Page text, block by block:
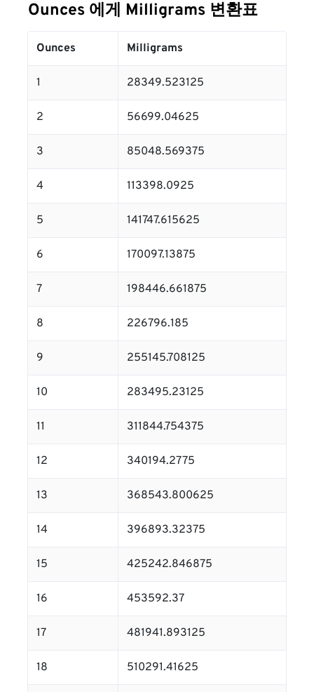
Ounces 에게 Milligrams 변환표
Ounces Milligrams
1 28349.523125
2 56699.04625
3 85048.569375
4 113398.0925
5 141747.615625
6 170097.13875
7 198446.661875
8 226796.185
9 255145.708125
10 283495.23125
11 311844.754375
12 340194.2775
13 368543.800625
14 396893.32375
15 425242.846875
16 453592.37
17 481941.893125
18 510291.41625